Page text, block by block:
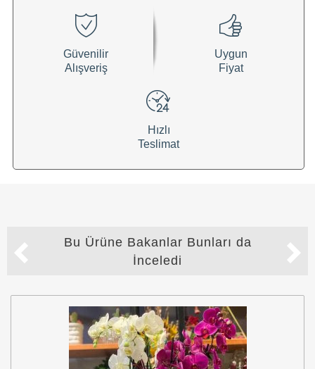
Güvenilir
Alışveriş
Uygun
Fiyat
Hızlı
Teslimat
Bu Ürüne Bakanlar Bunları da
İnceledi